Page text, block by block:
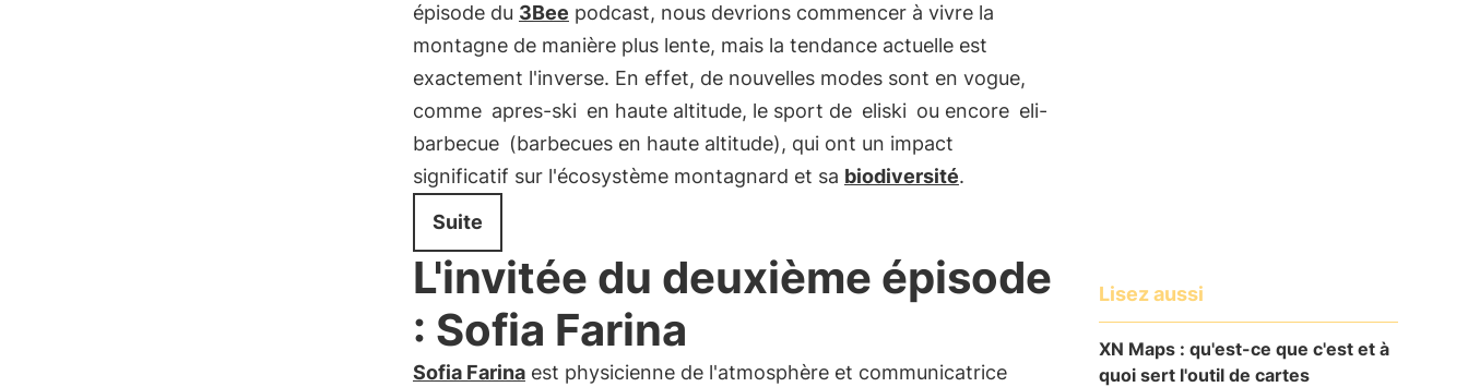
épisode du 3Bee podcast, nous devrions commencer à vivre la
montagne de manière plus lente, mais la tendance actuelle est
exactement l'inverse. En effet, de nouvelles modes sont en vogue,
comme apres-ski en haute altitude, le sport de eliski ou encore eli-
barbecue (barbecues en haute altitude), qui ont un impact
significatif sur l'écosystème montagnard et sa biodiversité.
Suite
L'invitée du deuxième épisode
: Sofia Farina
Sofia Farinaest physicienne de l'atmosphère et communicatrice
Lisez aussi
XN Maps : qu'est-ce que c'est et à
quoi sert l'outil de cartes